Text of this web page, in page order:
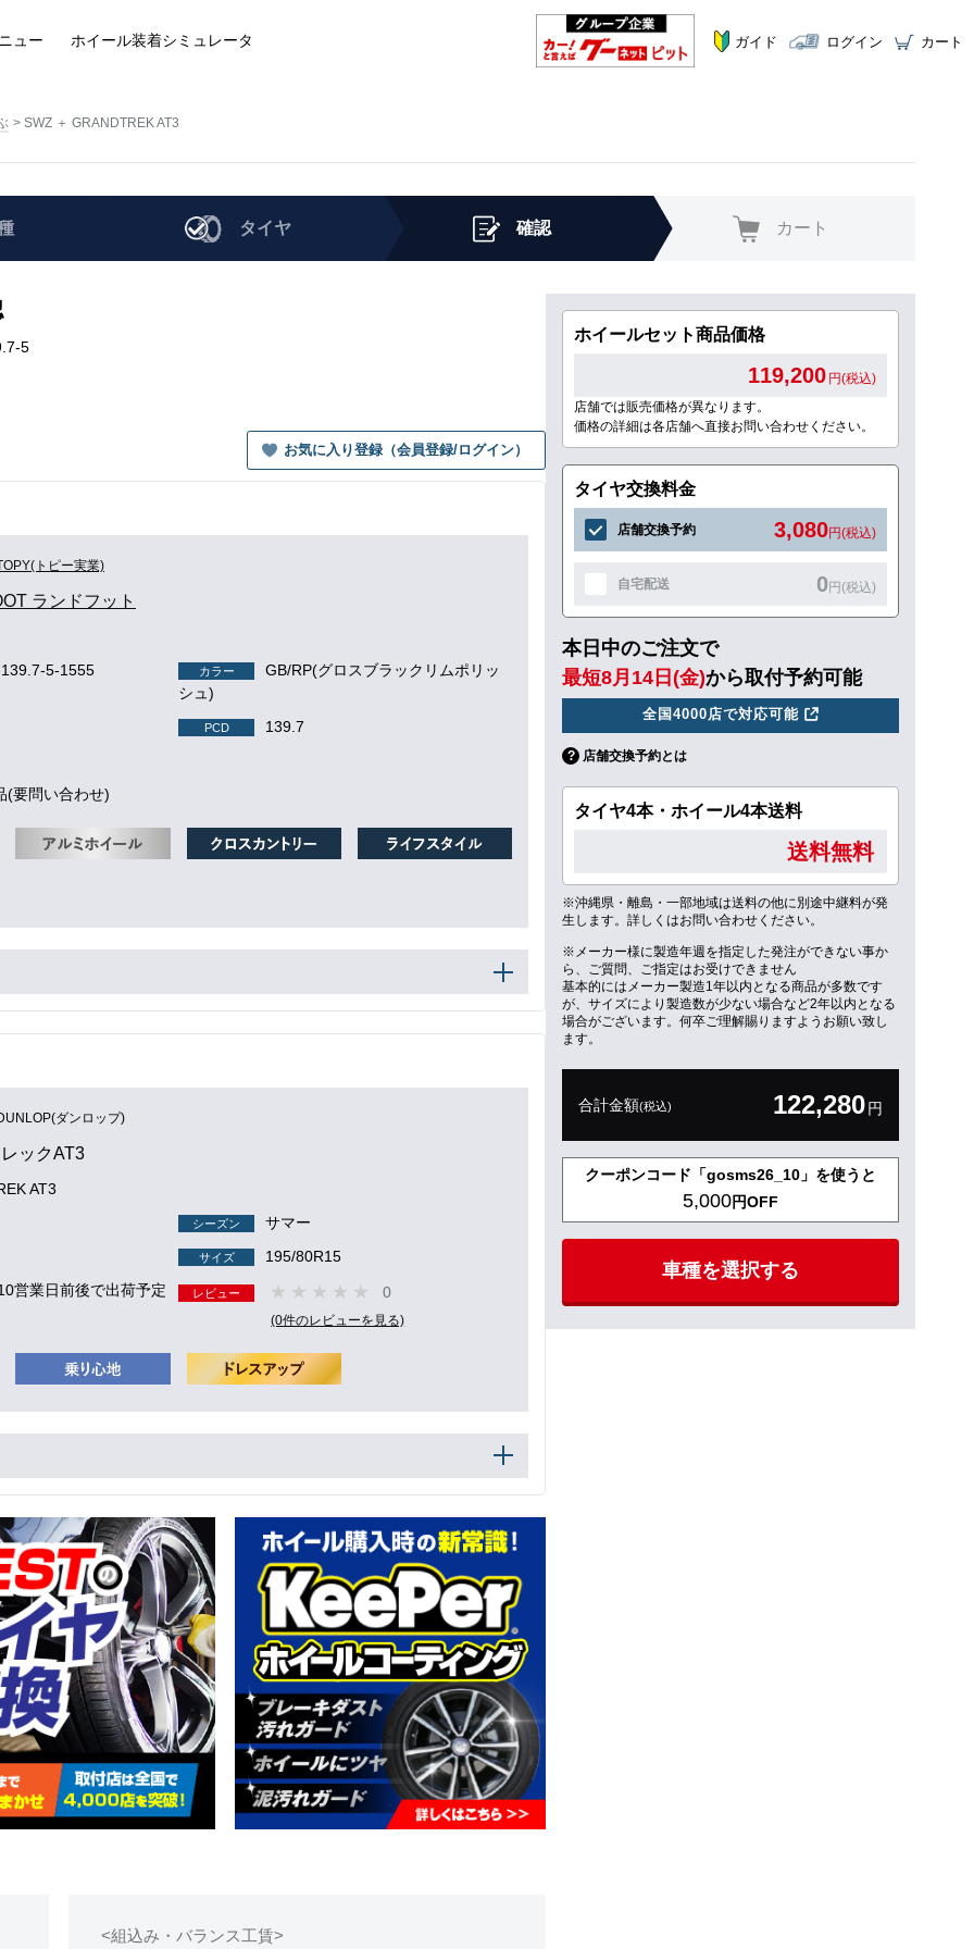
ュー ホイール装着シミュレータ ガイド ログイン カート
SWZ ＋ GRANDTREK AT3
タイヤ 確認 カート
5
お気に入り登録（会員登録/ログイン）
トピー実業)
ランドフット
5-1555 カラー
GB/RP(グロスブラックリムポリッ
シュ)
PCD 139.7
(要問い合わせ)
ダンロップ)
ックAT3
AT3
シーズン サマー
サイズ
195/80R15
営業日前後で出荷予定
レビュー 0
(0件のレビューを見る)
<組込み・バランス工賃>
ホイールセット商品価格
119,200 円(税込)
店舗では販売価格が異なります。
価格の詳細は各店舗へ直接お問い合わせください。
タイヤ交換料金
店舗交換予約 3,080円(税込)
自宅配送 0円(税込)
本日中のご注文で
最短8月14日(金)から取付予約可能
全国4000店で対応可能
店舗交換予約とは
タイヤ4本・ホイール4本送料
送料無料
※沖縄県・離島・一部地域は送料の他に別途中継料が発
生します。詳しくはお問い合わせください。
※メーカー様に製造年週を指定した発注ができない事か
ら、ご質問、ご指定はお受けできません
基本的にはメーカー製造1年以内となる商品が多数です
が、サイズにより製造数が少ない場合など2年以内となる
場合がございます。何卒ご理解賜りますようお願い致し
ます。
合計金額(税込) 122,280円
クーポンコード「gosms26_10」を使うと
5,000円OFF
車種を選択する